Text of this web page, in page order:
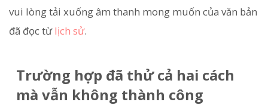
vui lòng tải xuống âm thanh mong muốn của văn bản
đã đọc từlịch sử.
Trường hợp đã thử cả hai cách
mà vẫn không thành công